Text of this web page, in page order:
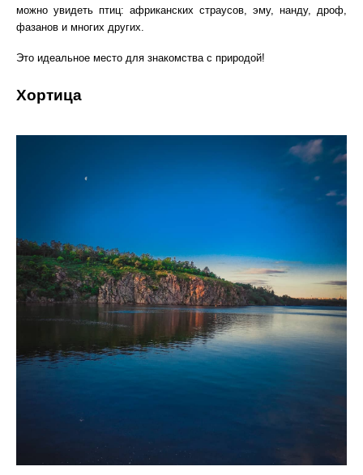
можно увидеть птиц: африканских страусов, эму, нанду, дроф,
фазанов и многих других.
Это идеальное место для знакомства с природой!
Хортица